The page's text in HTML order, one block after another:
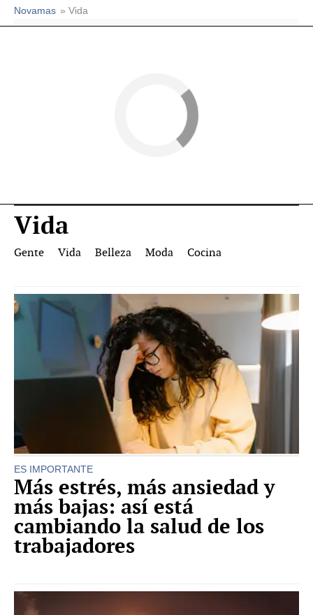
Novamas » Vida
Vida
Gente Vida Belleza Moda Cocina
ES IMPORTANTE
Más estrés, más ansiedad y
más bajas: así está
cambiando la salud de los
trabajadores